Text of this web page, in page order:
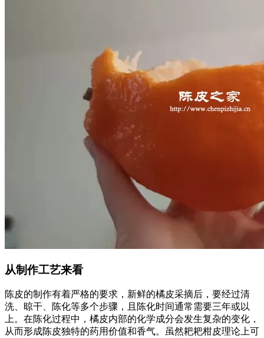
从制作工艺来看
陈皮的制作有着严格的要求，新鲜的橘皮采摘后，要经过清
洗、晾干、陈化等多个步骤，且陈化时间通常需要三年或以
上。在陈化过程中，橘皮内部的化学成分会发生复杂的变化，
从而形成陈皮独特的药用价值和香气。虽然耙耙柑皮理论上可